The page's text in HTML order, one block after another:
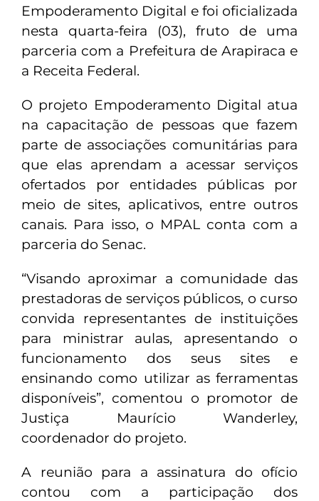
Empoderamento Digital e foi oficializada
nesta quarta-feira (03), fruto de uma
parceria com a Prefeitura de Arapiraca e
a Receita Federal.
O projeto Empoderamento Digital atua
na capacitação de pessoas que fazem
parte de associações comunitárias para
que elas aprendam a acessar serviços
ofertados por entidades públicas por
meio de sites, aplicativos, entre outros
canais. Para isso, o MPAL conta com a
parceria do Senac.
“Visando aproximar a comunidade das
prestadoras de serviços públicos, o curso
convida representantes de instituições
para ministrar aulas, apresentando o
funcionamento dos seus sites e
ensinando como utilizar as ferramentas
disponíveis”, comentou o promotor de
Justiça Maurício Wanderley,
coordenador do projeto.
A reunião para a assinatura do ofício
contou com a participação dos